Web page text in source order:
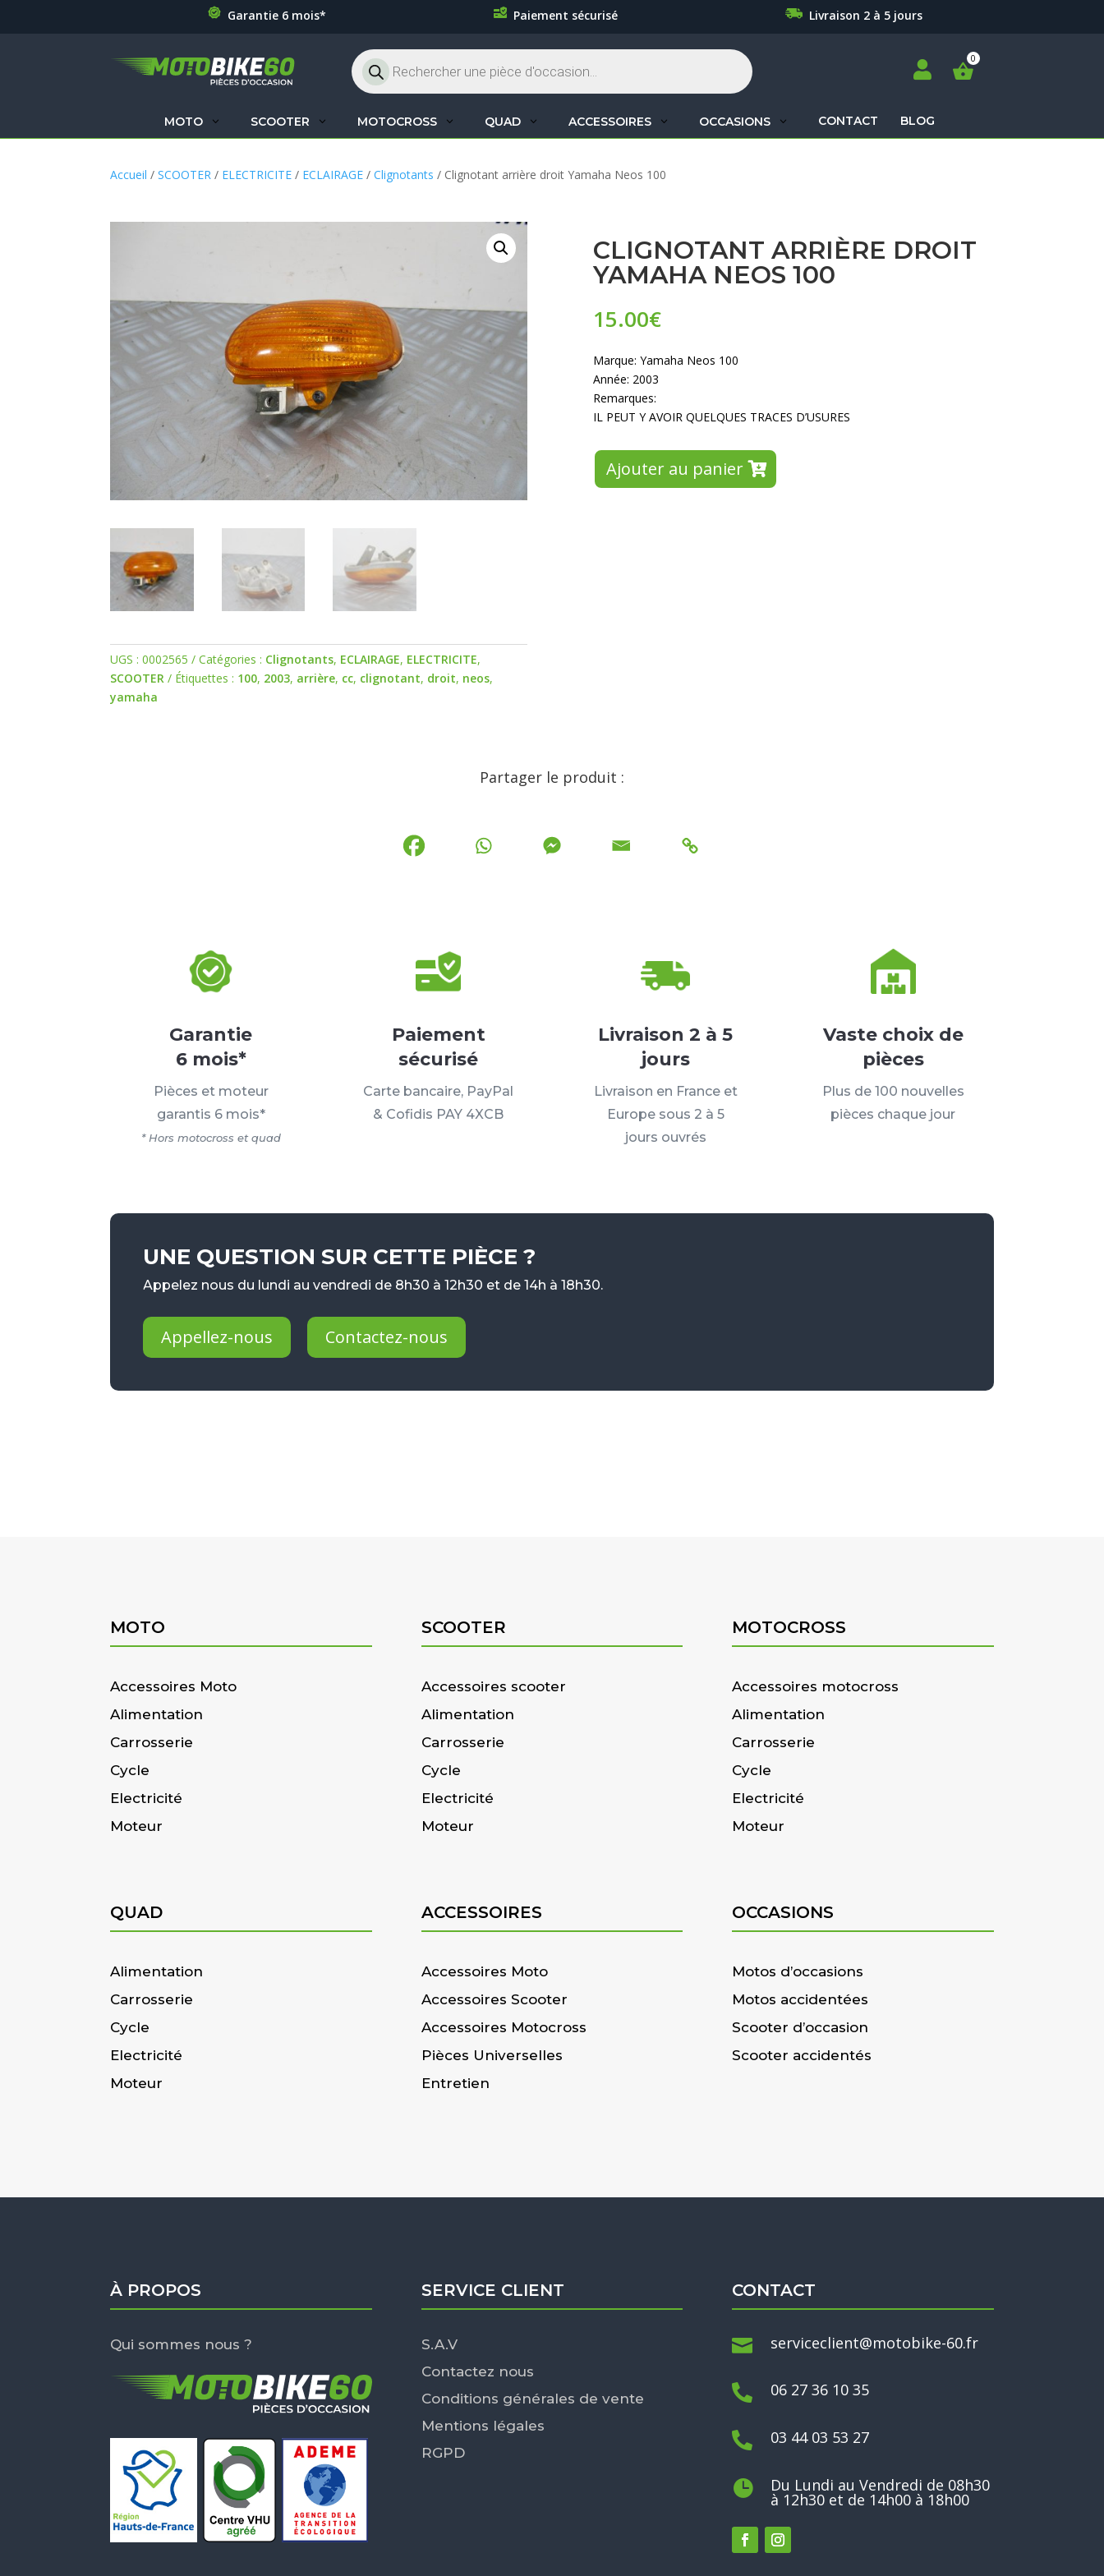
Garantie 6 mois* Paiement sécurisé Livraison 2 à 5 jours
Recherche
de
produits

MOTO SCOOTER MOTOCROSS QUAD ACCESSOIRES OCCASIONS CONTACT BLOG
Accueil /SCOOTER / ELECTRICITE / ECLAIRAGE /Clignotants / Clignotant arrière droit Yamaha Neos 100
UGS :0002565 Catégories : Clignotants, ECLAIRAGE, ELECTRICITE,
SCOOTER
Étiquettes : 100, 2003, arrière, cc, clignotant, droit, neos,
yamaha
CLIGNOTANT ARRIÈRE DROIT
YAMAHA NEOS 100
15.00€
Marque: Yamaha Neos 100
Année: 2003
Remarques:
IL PEUT Y AVOIR QUELQUES TRACES D’USURES
Ajouter au panier
Partager le produit :
Garantie
6 mois*
Pièces et moteur
garantis 6 mois*
* Hors motocross et quad
Paiement
sécurisé
Carte bancaire, PayPal
& Cofidis PAY 4XCB
Livraison 2 à 5
jours
Livraison en France et
Europe sous 2 à 5
jours ouvrés
Vaste choix de
pièces
Plus de 100 nouvelles
pièces chaque jour
UNE QUESTION SUR CETTE PIÈCE ?
Appelez nous du lundi au vendredi de 8h30 à 12h30 et de 14h à 18h30.
Appellez-nous Contactez-nous
MOTO
Accessoires Moto
Alimentation
Carrosserie
Cycle
Electricité
Moteur
SCOOTER
Accessoires scooter
Alimentation
Carrosserie
Cycle
Electricité
Moteur
MOTOCROSS
Accessoires motocross
Alimentation
Carrosserie
Cycle
Electricité
Moteur
QUAD
Alimentation
Carrosserie
Cycle
Electricité
Moteur
ACCESSOIRES
Accessoires Moto
Accessoires Scooter
Accessoires Motocross
Pièces Universelles
Entretien
OCCASIONS
Motos d’occasions
Motos accidentées
Scooter d’occasion
Scooter accidentés
À PROPOS
Qui sommes nous ?
SERVICE CLIENT
S.A.V
Contactez nous
Conditions générales de vente
Mentions légales
RGPD
CONTACT
 serviceclient@motobike-60.fr
 06 27 36 10 35
 03 44 03 53 27
 Du Lundi au Vendredi de 08h30
à 12h30 et de 14h00 à 18h00